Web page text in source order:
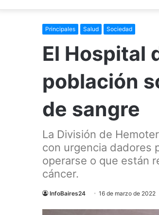
Principales Salud Sociedad
El Hospital
población
de sangre
La División de
con urgencia dadores
operarse o que están
cáncer.
InfoBaires24 16 de marzo de 2022